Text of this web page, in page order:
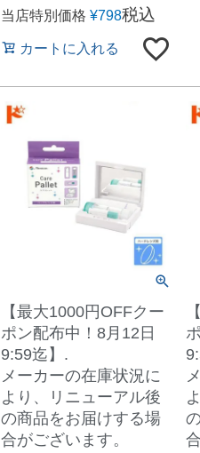
当店特別価格 ¥798税込
カートに入れる
【最大1000円OFFクー
ポン配布中！8月12日
9:59迄】.
メーカーの在庫状況に
より、リニューアル後
の商品をお届けする場
合がございます。